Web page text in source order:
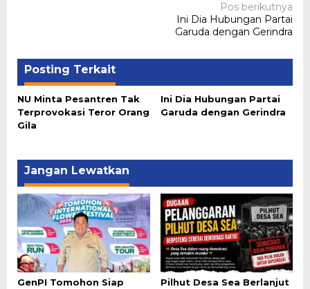
Pos berikutnya
Ini Dia Hubungan Partai
Garuda dengan Gerindra
Posting Terkait
NU Minta Pesantren Tak
Terprovokasi Teror Orang
Gila
Ini Dia Hubungan Partai
Garuda dengan Gerindra
Jangan Lewatkan
GenPI Tomohon Siap
Pilhut Desa Sea Berlanjut